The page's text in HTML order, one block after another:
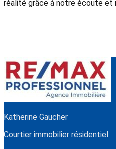
réalité grâce à notre écoute et
Katherine Gaucher
Courtier immobilier résidentiel